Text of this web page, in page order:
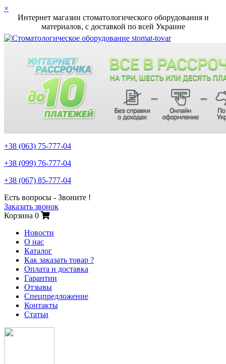
×
Интернет магазин стоматологического оборудования и
материалов, c доставкой по всей Украине
+38 (063) 75-777-04
+38 (099) 76-777-04
+38 (067) 85-777-04
Есть вопросы - Звоните !
Заказать звонок
Корзина 0
Новости
О нас
Каталог
Как заказать товар ?
Оплата и доставка
Гарантии
Отзывы
Спецпредложение
Контакты
Статьи